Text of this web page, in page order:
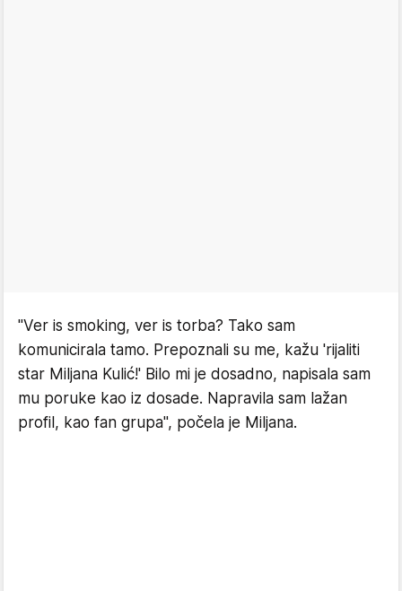
"Ver is smoking, ver is torba? Tako sam
komunicirala tamo. Prepoznali su me, kažu 'rijaliti
star Miljana Kulić!' Bilo mi je dosadno, napisala sam
mu poruke kao iz dosade. Napravila sam lažan
profil, kao fan grupa", počela je Miljana.